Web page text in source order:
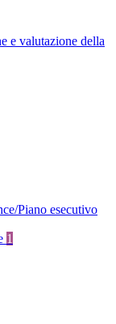
e valutazione della
Piano esecutivo
1